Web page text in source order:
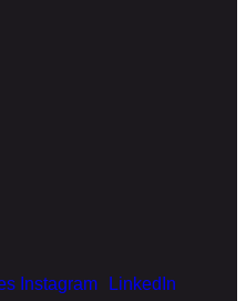
Instagram LinkedIn